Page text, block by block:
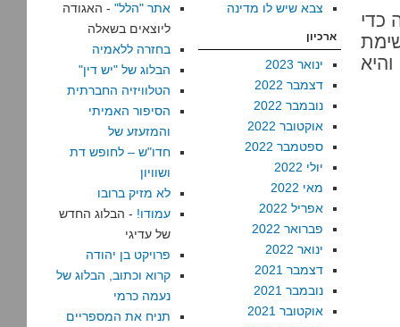
כדי
צבא שיש לו מדינה
ארכיון
ינואר 2023
דצמבר 2022
נובמבר 2022
אוקטובר 2022
ספטמבר 2022
יולי 2022
מאי 2022
אפריל 2022
פברואר 2022
ינואר 2022
דצמבר 2021
נובמבר 2021
אוקטובר 2021
אתר "הלל" - האגודה
ליוצאים בשאלה
בחזרה ללאמיה
הבלוג של "יש דין"
הטלוויזיה החברתית
הסיפור האמיתי
והמזעזע של
חדו"ש – לחופש דת
ושוויון
לא מזיק ברובו
עמודו! - הבלוג החדש
של עדיגי
פרויקט בן יהודה
קרוא וכתוב, הבלוג של
נעמה כרמי
תניח את המספריים